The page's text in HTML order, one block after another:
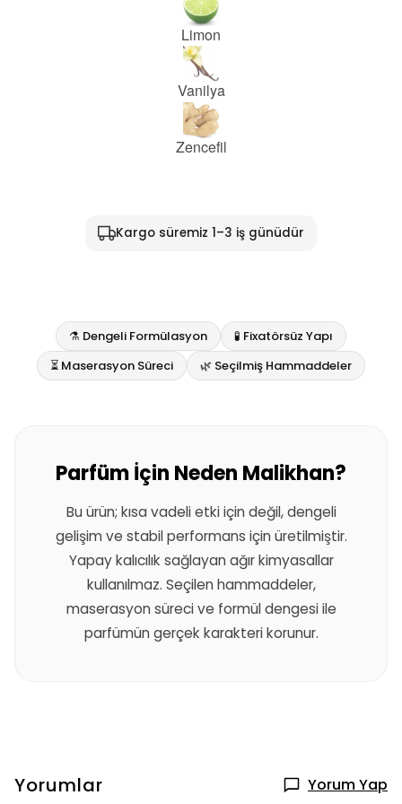
Limon
Vanilya
Zencefil
Kargo süremiz 1–3 iş günüdür
⚗️ Dengeli Formülasyon
🧪 Fixatörsüz Yapı
⏳ Maserasyon Süreci
🌿 Seçilmiş Hammaddeler
Parfüm İçin Neden Malikhan?
Bu ürün; kısa vadeli etki için değil, dengeli
gelişim ve stabil performans için üretilmiştir.
Yapay kalıcılık sağlayan ağır kimyasallar
kullanılmaz. Seçilen hammaddeler,
maserasyon süreci ve formül dengesi ile
parfümün gerçek karakteri korunur.
Yorumlar Yorum Yap